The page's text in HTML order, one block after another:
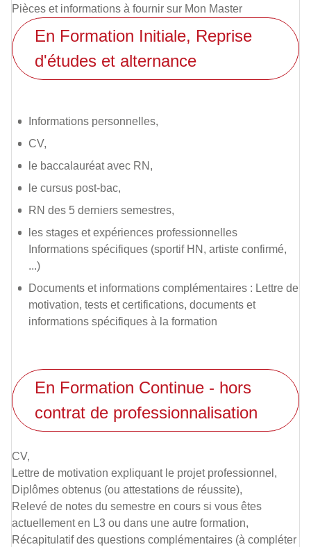
Pièces et informations à fournir sur Mon Master
En Formation Initiale, Reprise
d'études et alternance
Informations personnelles,
CV,
le baccalauréat avec RN,
le cursus post-bac,
RN des 5 derniers semestres,
les stages et expériences professionnelles
Informations spécifiques (sportif HN, artiste confirmé,
...)
Documents et informations complémentaires : Lettre de
motivation, tests et certifications, documents et
informations spécifiques à la formation
En Formation Continue - hors
contrat de professionnalisation
CV,
Lettre de motivation expliquant le projet professionnel,
Diplômes obtenus (ou attestations de réussite),
Relevé de notes du semestre en cours si vous êtes
actuellement en L3 ou dans une autre formation,
Récapitulatif des questions complémentaires (à compléter